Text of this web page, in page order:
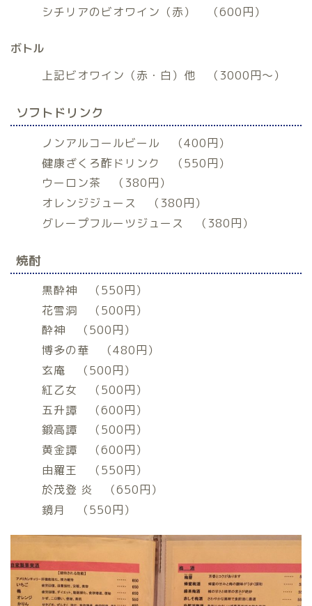
シチリアのビオワイン（赤） （600円）
ボトル
上記ビオワイン（赤・白）他 （3000円〜）
ソフトドリンク
ノンアルコールビール （400円）
健康ざくろ酢ドリンク （550円）
ウーロン茶 （380円）
オレンジジュース （380円）
グレープフルーツジュース （380円）
焼酎
黒酔神 （550円）
花雪洞 （500円）
酔神 （500円）
博多の華 （480円）
玄庵 （500円）
紅乙女 （500円）
五升譚 （600円）
鍛高譚 （500円）
黄金譚 （600円）
由羅王 （550円）
於茂登 炎 （650円）
鏡月 （550円）